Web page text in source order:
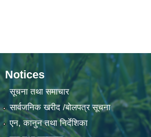
Notices
सूचना तथा समाचार
सार्वजनिक खरीद /बोलपत्र सूचना
एन, कानुन तथा निर्देशिका